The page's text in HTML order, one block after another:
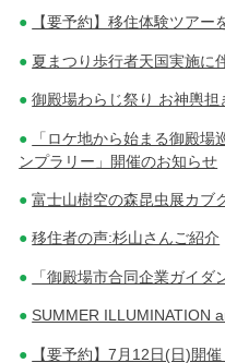
稿
ナ
ビ
ゲ
シ
ョ
ン
【要予約】移住体験ツアー
夏まつり歩行者天国実施に
御殿場わらじ祭り お神輿
「ロケ地から始まる御殿
ンプラリー」開催のお知らせ
富士山樹空の森昆虫展カブ
移住者の声:杉山さんご紹介
「御殿場市合同企業ガイ
SUMMER ILLUMINATION
【要予約】7月12日(日)開